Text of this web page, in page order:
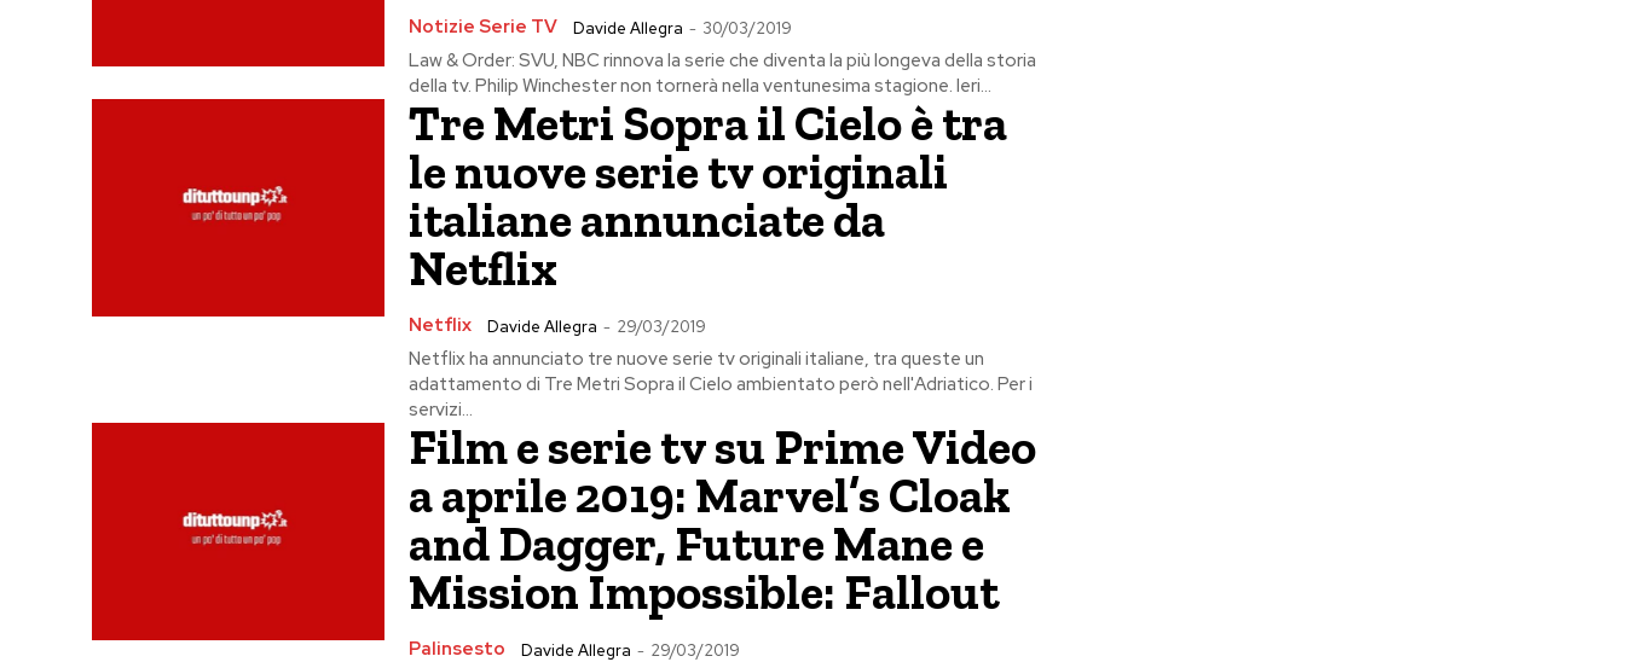
Notizie Serie TV Davide Allegra - 30/03/2019
Law & Order: SVU, NBC rinnova la serie che diventa la più longeva della storia
della tv. Philip Winchester non tornerà nella ventunesima stagione. Ieri...
Tre Metri Sopra il Cielo è tra
le nuove serie tv originali
italiane annunciate da
Netflix
Netflix Davide Allegra - 29/03/2019
Netflix ha annunciato tre nuove serie tv originali italiane, tra queste un
adattamento di Tre Metri Sopra il Cielo ambientato però nell'Adriatico. Per i
servizi...
Film e serie tv su Prime Video
a aprile 2019: Marvel’s Cloak
and Dagger, Future Mane e
Mission Impossible: Fallout
Palinsesto Davide Allegra - 29/03/2019